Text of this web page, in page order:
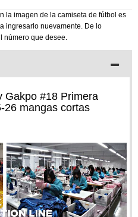
la imagen de la camiseta de fútbol es
ingresarlo nuevamente. De lo
número que desee.
Gakpo #18 Primera
26 mangas cortas